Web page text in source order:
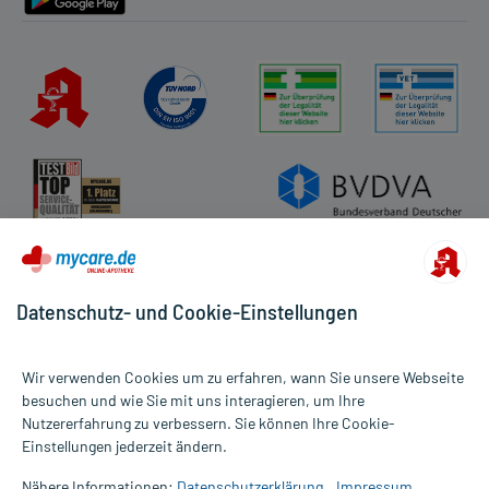
Alle Preise gelten inkl. MwSt., ggf. zzgl. Versandkosten
Informationen auf dieser Website werden ausschließlich für
Datenschutz- und Cookie-Einstellungen
Wir verwenden Cookies um zu erfahren, wann Sie unsere Webseite
besuchen und wie Sie mit uns interagieren, um Ihre
Nutzererfahrung zu verbessern. Sie können Ihre Cookie-
Einstellungen jederzeit ändern.